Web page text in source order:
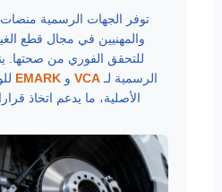
توفر الجهات الرسمية منصات
والمهنيين في مجال قطع
للتحقق الفوري من صحتها.
الرسمية لـ VCA و EMARK
الأصلية، ما يدعم اتخاذ